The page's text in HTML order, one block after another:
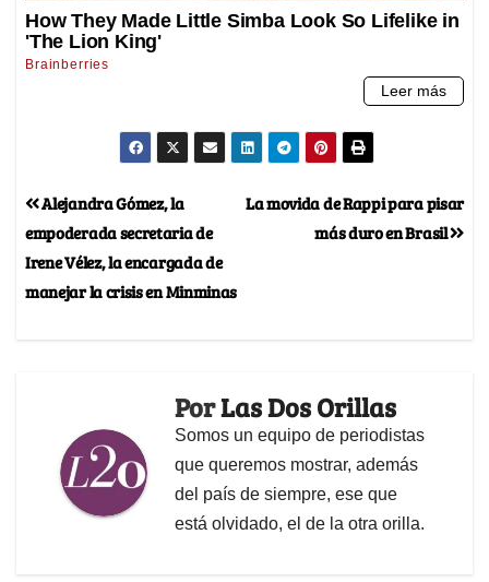
La movida de Rappi para pisar
más duro en Brasil
Alejandra Gómez, la
empoderada secretaria de
Irene Vélez, la encargada de
manejar la crisis en Minminas
PorLas Dos Orillas
Somos un equipo de periodistas
que queremos mostrar, además
del país de siempre, ese que
está olvidado, el de la otra orilla.